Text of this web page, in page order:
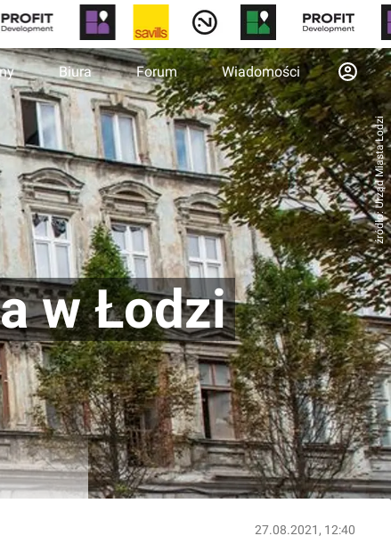
Biura Forum Wiadomości
źródło: Urząd Miasta Łodzi
w Łodzi
27.08.2021, 12:40